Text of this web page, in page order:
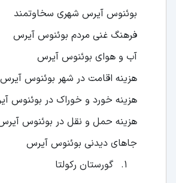
بوئنوس آیرس شهری سخاوتمند
فرهنگ غنی مردم بوئنوس آیرس
آب و هوای بوئنوس آیرس
هزینه اقامت در شهر بوئنوس آیرس
هزینه خورد و خوراک در بوئنوس
هزینه حمل و نقل در بوئنوس
جاهای دیدنی بوئنوس آیرس
گورستان رکولتا